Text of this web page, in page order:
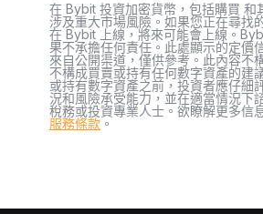
在 Bybit 投資加密貨幣，包括購買 和
涉及重大市場風險。如果您正在尋找
在 Bybit 上線，將來可能會上線。
果不承擔任何責任。此處顯示的定價
來自公開渠道，僅供參考。此內容不
不構成買賣或持有任何數字資產的建
或持有數字資產之前，投資者應仔細
況和風險承受能力，並在適當情況下
稅務或投資專業人士。欲瞭解更多信
服務條款 。